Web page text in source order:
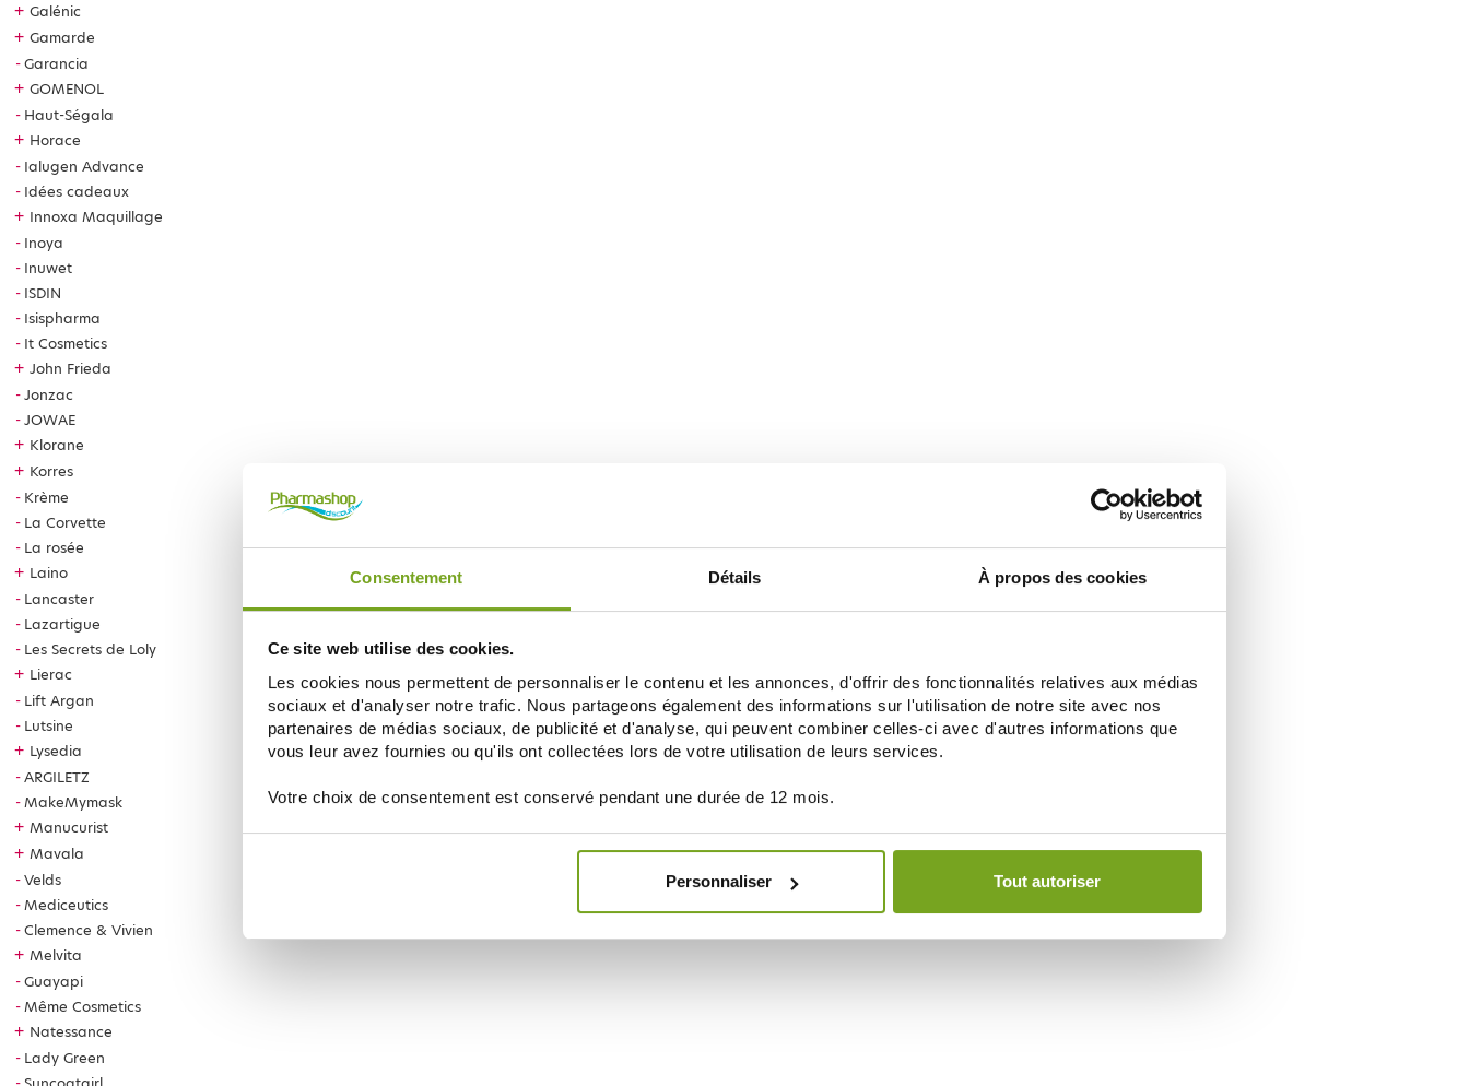
Consentement Détails À propos des cookies
Ce site web utilise des cookies.
Les cookies nous permettent de personnaliser le contenu et les annonces, d'offrir des fonctionnalités relatives aux médias
sociaux et d'analyser notre trafic. Nous partageons également des informations sur l'utilisation de notre site avec nos
partenaires de médias sociaux, de publicité et d'analyse, qui peuvent combiner celles-ci avec d'autres informations que
vous leur avez fournies ou qu'ils ont collectées lors de votre utilisation de leurs services.
Votre choix de consentement est conservé pendant une durée de 12 mois.
Personnaliser Tout autoriser
+ Galénic
+ Gamarde
Garancia
+ GOMENOL
Haut-Ségala
+ Horace
Ialugen Advance
Idées cadeaux
+ Innoxa Maquillage
Inoya
Inuwet
ISDIN
Isispharma
It Cosmetics
+ John Frieda
Jonzac
JOWAE
+ Klorane
+ Korres
Krème
La Corvette
La rosée
+ Laino
Lancaster
Lazartigue
Les Secrets de Loly
+ Lierac
Lift Argan
Lutsine
+ Lysedia
ARGILETZ
MakeMymask
+ Manucurist
+ Mavala
Velds
Mediceutics
Clemence & Vivien
+ Melvita
Guayapi
Même Cosmetics
+ Natessance
Lady Green